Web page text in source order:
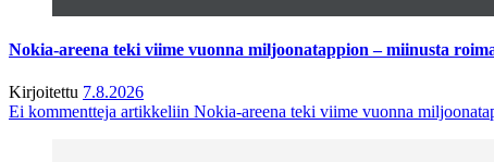
Nokia-areena teki viime vuonna miljoonatappion – miinusta
Kirjoitettu 7.8.2026
Ei kommentteja artikkeliin Nokia-areena teki viime vuonna